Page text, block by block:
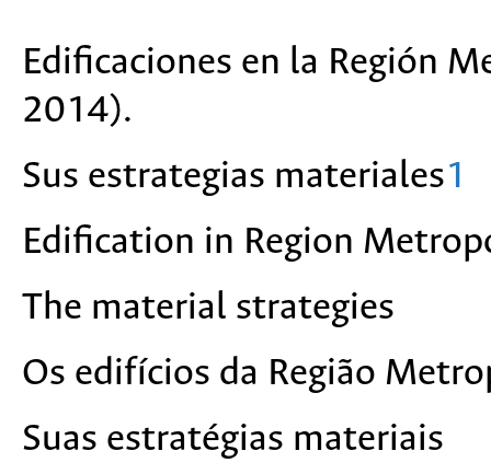
Edificaciones en la Región
2014).
Sus estrategias materiales1
Edification in Region
The material strategies
Os edifícios da Região
Suas estratégias materiais